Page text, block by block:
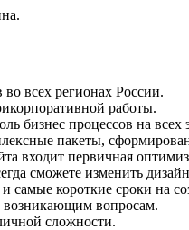
всех регионах России.
работы.
процессов на всех
пакеты,
входит первичная
сможете изменить
самые короткие сроки на
возникающим вопросам.
сложности.